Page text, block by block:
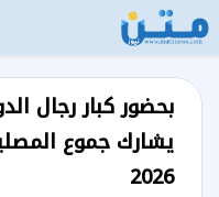
بحضور كبار رجال
يشارك جموع
2026